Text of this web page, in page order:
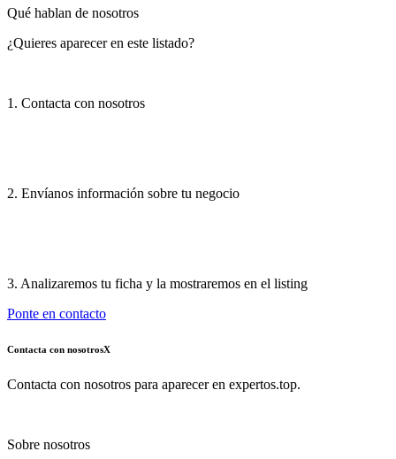
Qué hablan de nosotros
¿Quieres aparecer en este listado?
1. Contacta con nosotros
2. Envíanos información sobre tu negocio
3. Analizaremos tu ficha y la mostraremos en el listing
Ponte en contacto
Contacta con nosotrosX
Contacta con nosotros para aparecer en expertos.top.
Sobre nosotros